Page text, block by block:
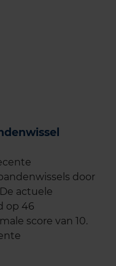
door
actuele
op 46
score van 10.